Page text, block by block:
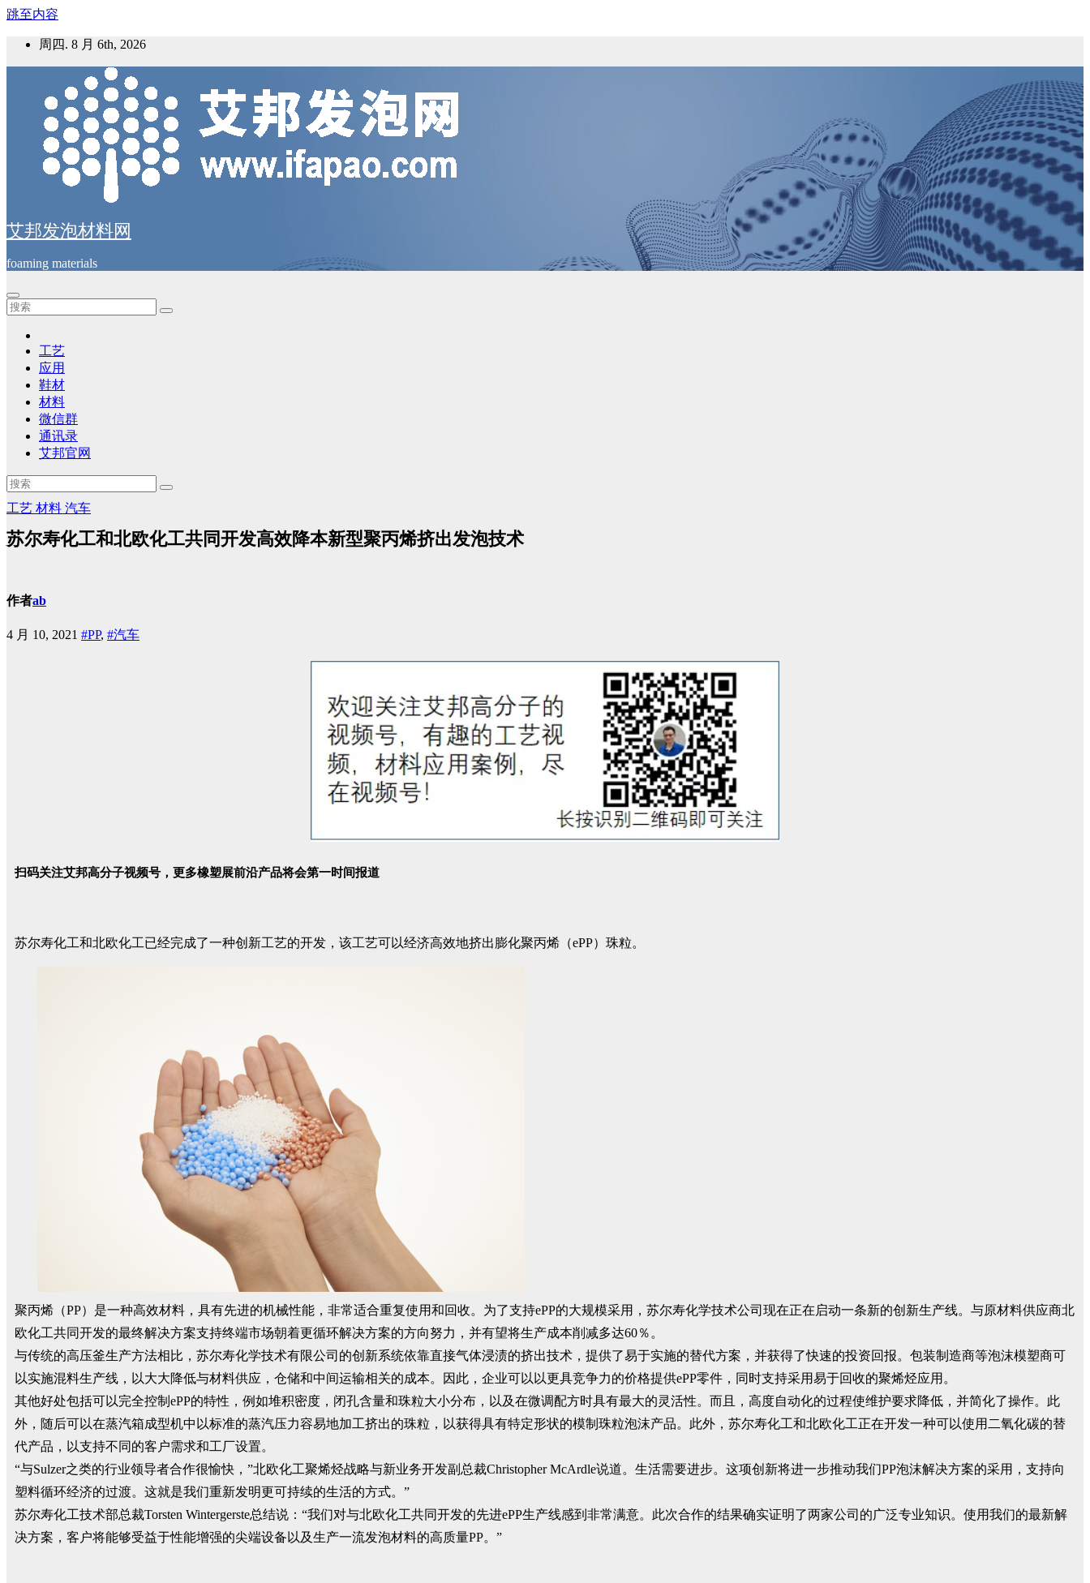
跳至内容
周四. 8 月 6th, 2026
艾邦发泡材料网
foaming materials
工艺
应用
鞋材
材料
微信群
通讯录
艾邦官网
工艺 材料 汽车
苏尔寿化工和北欧化工共同开发高效降本新型聚丙烯挤出发泡技术
作者ab
4 月 10, 2021 #PP, #汽车
扫码关注艾邦高分子视频号，更多橡塑展前沿产品将会第一时间报道
苏尔寿化工和北欧化工已经完成了一种创新工艺的开发，该工艺可以经济高效地挤出膨化聚丙烯（ePP）珠粒。
聚丙烯（PP）是一种高效材料，具有先进的机械性能，非常适合重复使用和回收。为了支持ePP的大规模采用，苏尔寿化学技术公司现在正在启动一条新的创新生产线。与原材料供应商北
欧化工共同开发的最终解决方案支持终端市场朝着更循环解决方案的方向努力，并有望将生产成本削减多达60％。
与传统的高压釜生产方法相比，苏尔寿化学技术有限公司的创新系统依靠直接气体浸渍的挤出技术，提供了易于实施的替代方案，并获得了快速的投资回报。包装制造商等泡沫模塑商可
以实施混料生产线，以大大降低与材料供应，仓储和中间运输相关的成本。因此，企业可以以更具竞争力的价格提供ePP零件，同时支持采用易于回收的聚烯烃应用。
其他好处包括可以完全控制ePP的特性，例如堆积密度，闭孔含量和珠粒大小分布，以及在微调配方时具有最大的灵活性。而且，高度自动化的过程使维护要求降低，并简化了操作。此
外，随后可以在蒸汽箱成型机中以标准的蒸汽压力容易地加工挤出的珠粒，以获得具有特定形状的模制珠粒泡沫产品。此外，苏尔寿化工和北欧化工正在开发一种可以使用二氧化碳的替
代产品，以支持不同的客户需求和工厂设置。
“与Sulzer之类的行业领导者合作很愉快，”北欧化工聚烯烃战略与新业务开发副总裁Christopher McArdle说道。生活需要进步。这项创新将进一步推动我们PP泡沫解决方案的采用，支持向
塑料循环经济的过渡。这就是我们重新发明更可持续的生活的方式。”
苏尔寿化工技术部总裁Torsten Wintergerste总结说：“我们对与北欧化工共同开发的先进ePP生产线感到非常满意。此次合作的结果确实证明了两家公司的广泛专业知识。使用我们的最新解
决方案，客户将能够受益于性能增强的尖端设备以及生产一流发泡材料的高质量PP。”